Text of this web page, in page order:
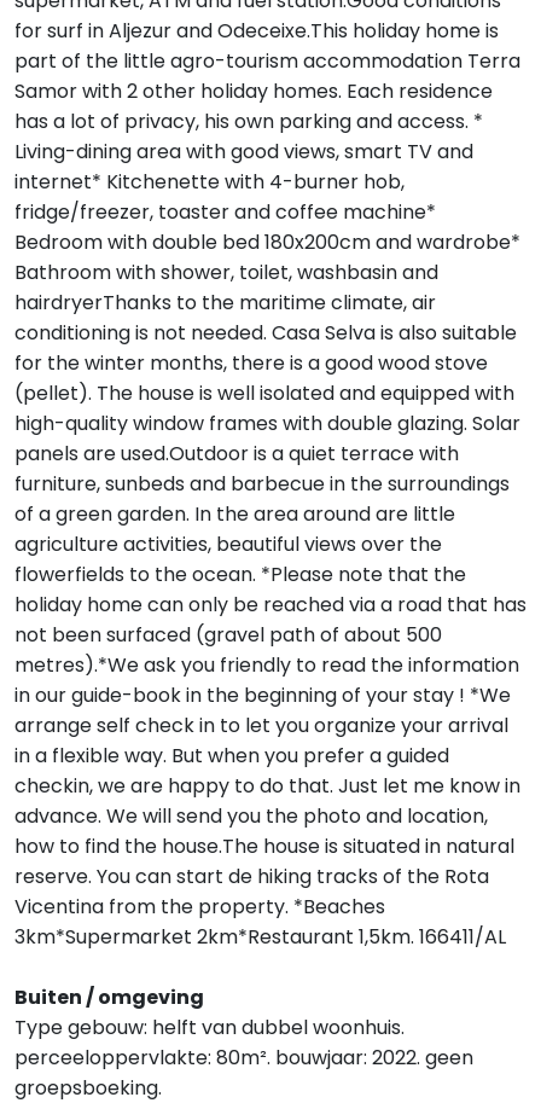
for surf in Aljezur and Odeceixe.This holiday home is
part of the little agro-tourism accommodation Terra
Samor with 2 other holiday homes. Each residence
has a lot of privacy, his own parking and access. *
Living-dining area with good views, smart TV and
internet* Kitchenette with 4-burner hob,
fridge/freezer, toaster and coffee machine*
Bedroom with double bed 180x200cm and wardrobe*
Bathroom with shower, toilet, washbasin and
hairdryerThanks to the maritime climate, air
conditioning is not needed. Casa Selva is also suitable
for the winter months, there is a good wood stove
(pellet). The house is well isolated and equipped with
high-quality window frames with double glazing. Solar
panels are used.Outdoor is a quiet terrace with
furniture, sunbeds and barbecue in the surroundings
of a green garden. In the area around are little
agriculture activities, beautiful views over the
flowerfields to the ocean. *Please note that the
holiday home can only be reached via a road that has
not been surfaced (gravel path of about 500
metres).*We ask you friendly to read the information
in our guide-book in the beginning of your stay ! *We
arrange self check in to let you organize your arrival
in a flexible way. But when you prefer a guided
checkin, we are happy to do that. Just let me know in
advance. We will send you the photo and location,
how to find the house.The house is situated in natural
reserve. You can start de hiking tracks of the Rota
Vicentina from the property. *Beaches
3km*Supermarket 2km*Restaurant 1,5km. 166411/AL
Buiten / omgeving
Type gebouw: helft van dubbel woonhuis.
perceeloppervlakte: 80m². bouwjaar: 2022. geen
groepsboeking.